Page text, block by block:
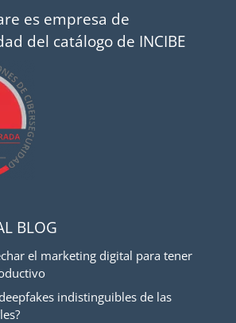
es empresa de
del catálogo de INCIBE
BLOG
el marketing digital para tener
indistinguibles de las